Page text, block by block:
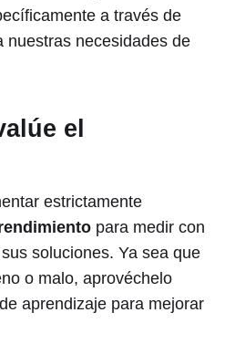
a través de
nuestras necesidades de
el
estrictamente
para medir con
soluciones. Ya sea que
o malo, aprovéchelo
aprendizaje para mejorar